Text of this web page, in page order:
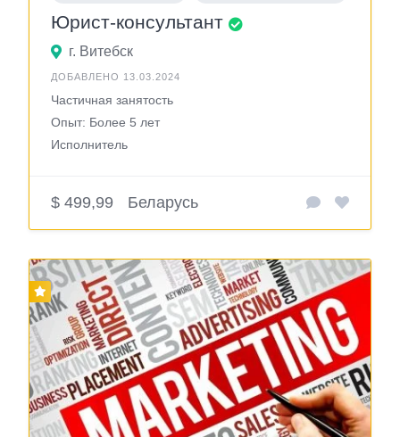
Юрист-консультант
г. Витебск
ДОБАВЛЕНО 13.03.2024
Частичная занятость
Опыт: Более 5 лет
Исполнитель
$ 499,99 Беларусь